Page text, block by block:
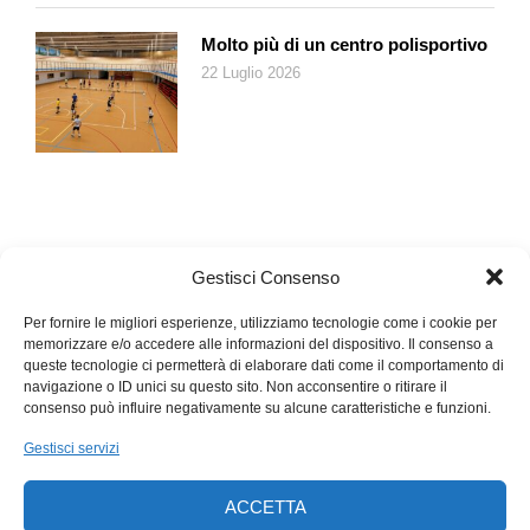
Gestisci Consenso
Per fornire le migliori esperienze, utilizziamo tecnologie come i cookie per
memorizzare e/o accedere alle informazioni del dispositivo. Il consenso a
queste tecnologie ci permetterà di elaborare dati come il comportamento di
navigazione o ID unici su questo sito. Non acconsentire o ritirare il
consenso può influire negativamente su alcune caratteristiche e funzioni.
Gestisci servizi
ACCETTA
asiatiche stanno allevando dei guerrieri: allenati a considerare
la scuola e l’università come luoghi di un tirocinio duro, senza
coccole né indulgenze; fieri di essere cinesi, orgogliosi della
loro storia patria. Quando una parte di quei giovani cinesi –
l’élite privilegiata – va a studiare nelle università americane, il
credergli?». Anche gli autocrati delle nuove potenze imperiali –
come Xi Jinping e Vladimir Putin – sanno che ci sabotiamo da
soli, sottolinea l’autore, e agiscono di conseguenza. Chissà se
ci rimane qualche speranza…
Molto più di un centro polisportivo
22 Luglio 2026